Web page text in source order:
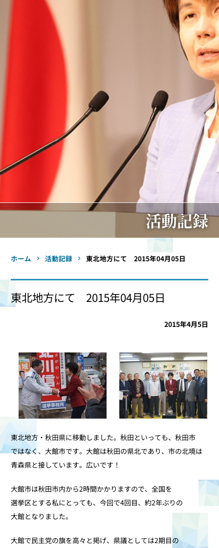
活動記録
ホーム 活動記録 東北地方にて 2015年04月05日
東北地方にて 2015年04月05日
2015年4月5日
東北地方・秋田県に移動しました。秋田といっても、秋田市
ではなく、大館市です。大館は秋田の県北であり、市の北境は
青森県と接しています。広いです！
大館市は秋田市内から2時間かかりますので、全国を
選挙区とする私にとっても、今回で4回目、約2年ぶりの
大館となりました。
大館で民主党の旗を高々と掲げ、県議としては2期目の